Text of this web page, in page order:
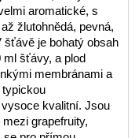
aromatické, s
žlutohnědá, pevná,
je bohatý obsah
ml šťávy, a plod
membránami a
kvalitní. Jsou
grapefruity,